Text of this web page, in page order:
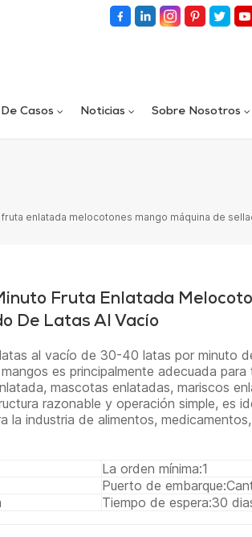
Casos Noticias Sobre Nosotros
enlatada melocotones mango máquina de
Fruta Enlatada
De Latas Al Vacío
al vacío de 30-40 latas por minuto
es principalmente adecuada
mascotas enlatadas, mariscos
razonable y operación simple, es
la industria de alimentos,
La orden mínima:1
Puerto de embarque:
Tiempo de espera:30